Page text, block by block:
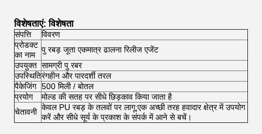
विशेषताएं: विशेषता
संपत्ति
विवरण
प्रोडक्ट
का नाम
पु रबड़ जूता एकमात्र ढालना रिलीज एजेंट
उपयुक्त सामग्री पु रबर
उपस्थितिरंगहीन और पारदर्शी तरल
पैकेजिंग 500 मिली / बोतल
प्रयोग
मोल्ड की सतह पर सीधे छिड़काव किया जाता है
चेतावनी केवल PU रबड़ के तलवों पर लागू;एक अच्छी तरह हवादार क्षेत्र में उपयोग
करें और सीधे सूर्य के प्रकाश के संपर्क में आने से बचें।